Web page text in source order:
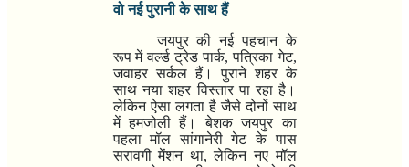
वो नई पुरानी के साथ हैं
जयपुर की नई पहचान के
रूप में वर्ल्ड ट्रेड पार्क,पत्रिका गेट,
जवाहर सर्कल हैं। पुराने शहर के
साथ नया शहर विस्तार पा रहा है।
लेकिन ऐसा लगता है जैसे दोनों साथ
में हमजोली हैं। बेशक जयपुर का
पहला मॉल सांगानेरी गेट के पास
सरावगी मेंशन था,लेकिन नए मॉल